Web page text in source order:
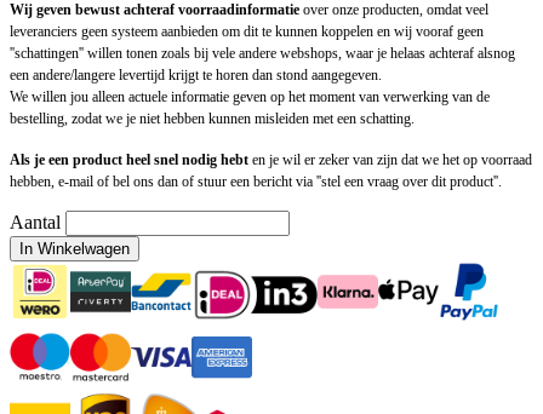
Wij geven bewust achteraf voorraadinformatie over onze producten, omdat veel
leveranciers geen systeem aanbieden om dit te kunnen koppelen en wij vooraf geen
''schattingen'' willen tonen zoals bij vele andere webshops, waar je helaas achteraf alsnog
een andere/langere levertijd krijgt te horen dan stond aangegeven.
We willen jou alleen actuele informatie geven op het moment van verwerking van de
bestelling, zodat we je niet hebben kunnen misleiden met een schatting.
Als je een product heel snel nodig hebt en je wil er zeker van zijn dat we het op voorraad
hebben, e-mail of bel ons dan of stuur een bericht via ''stel een vraag over dit product''.
Aantal
In Winkelwagen